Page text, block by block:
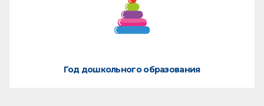
Год дошкольного образования